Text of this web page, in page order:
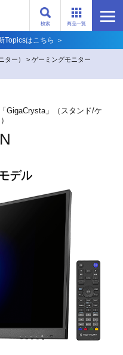
検索 商品一覧
Topicsはこちら ＞
ター） >ゲーミングモニター
GigaCrysta」（スタンド/ケ